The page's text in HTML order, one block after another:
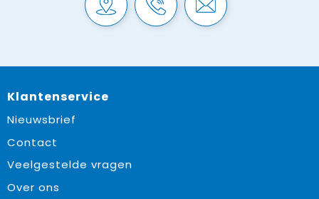
Klantenservice
Nieuwsbrief
Contact
Veelgestelde vragen
Over ons